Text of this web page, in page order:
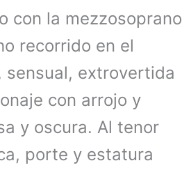
con la mezzosoprano
recorrido en el
sensual, extrovertida
con arrojo y
y oscura. Al tenor
porte y estatura